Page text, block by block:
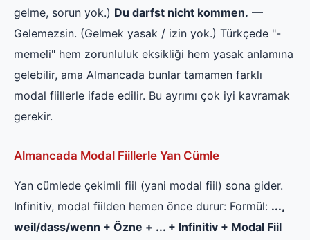
gelme, sorun yok.) Du darfst nicht kommen. —
Gelemezsin. (Gelmek yasak / izin yok.) Türkçede "-
memeli" hem zorunluluk eksikliği hem yasak anlamına
gelebilir, ama Almancada bunlar tamamen farklı
modal fiillerle ifade edilir. Bu ayrımı çok iyi kavramak
gerekir.
Almancada Modal Fiillerle Yan Cümle
Yan cümlede çekimli fiil (yani modal fiil) sona gider.
Infinitiv, modal fiilden hemen önce durur: Formül: ...,
weil/dass/wenn + Özne + ... + Infinitiv + Modal Fiil